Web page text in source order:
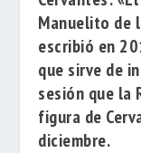
Manuelito de
escribió en
que sirve de
sesión que la
figura de
diciembre.